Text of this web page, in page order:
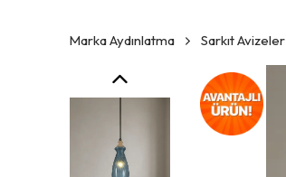
Marka Aydınlatma Sarkıt Avizeler